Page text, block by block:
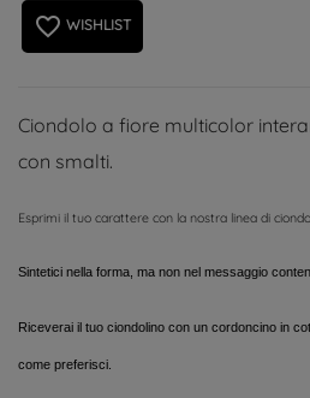
favorite_border WISHLIST
Ciondolo a fiore multicolor
con smalti.
Esprimi il tuo carattere con la nostra linea di
Sintetici nella forma, ma non nel messaggio
Riceverai il tuo ciondolino con un cordoncino in
come preferisci.